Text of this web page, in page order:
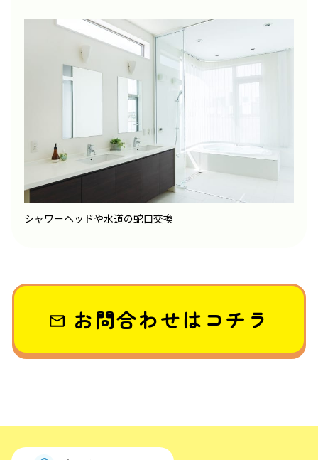
シャワーヘッドや水道の蛇口交換
お問合わせはコチラ